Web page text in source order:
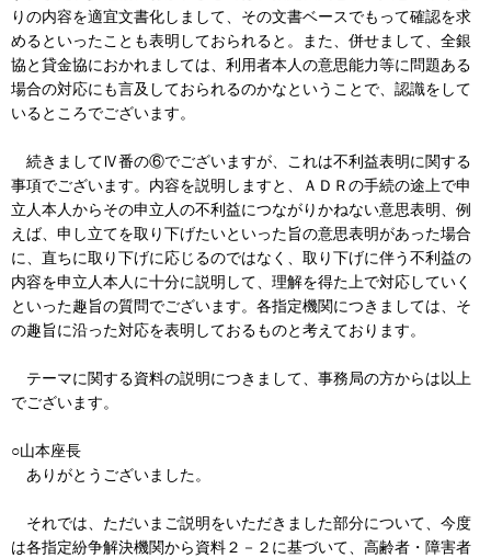
りの内容を適宜文書化しまして、その文書ベースでもって確認を求
めるといったことも表明しておられると。また、併せまして、全銀
協と貸金協におかれましては、利用者本人の意思能力等に問題ある
場合の対応にも言及しておられるのかなということで、認識をして
いるところでございます。
続きましてⅣ番の⑥でございますが、これは不利益表明に関する
事項でございます。内容を説明しますと、ＡＤＲの手続の途上で申
立人本人からその申立人の不利益につながりかねない意思表明、例
えば、申し立てを取り下げたいといった旨の意思表明があった場合
に、直ちに取り下げに応じるのではなく、取り下げに伴う不利益の
内容を申立人本人に十分に説明して、理解を得た上で対応していく
といった趣旨の質問でございます。各指定機関につきましては、そ
の趣旨に沿った対応を表明しておるものと考えております。
テーマに関する資料の説明につきまして、事務局の方からは以上
でございます。
○山本座長
ありがとうございました。
それでは、ただいまご説明をいただきました部分について、今度
は各指定紛争解決機関から資料２－２に基づいて、高齢者・障害者